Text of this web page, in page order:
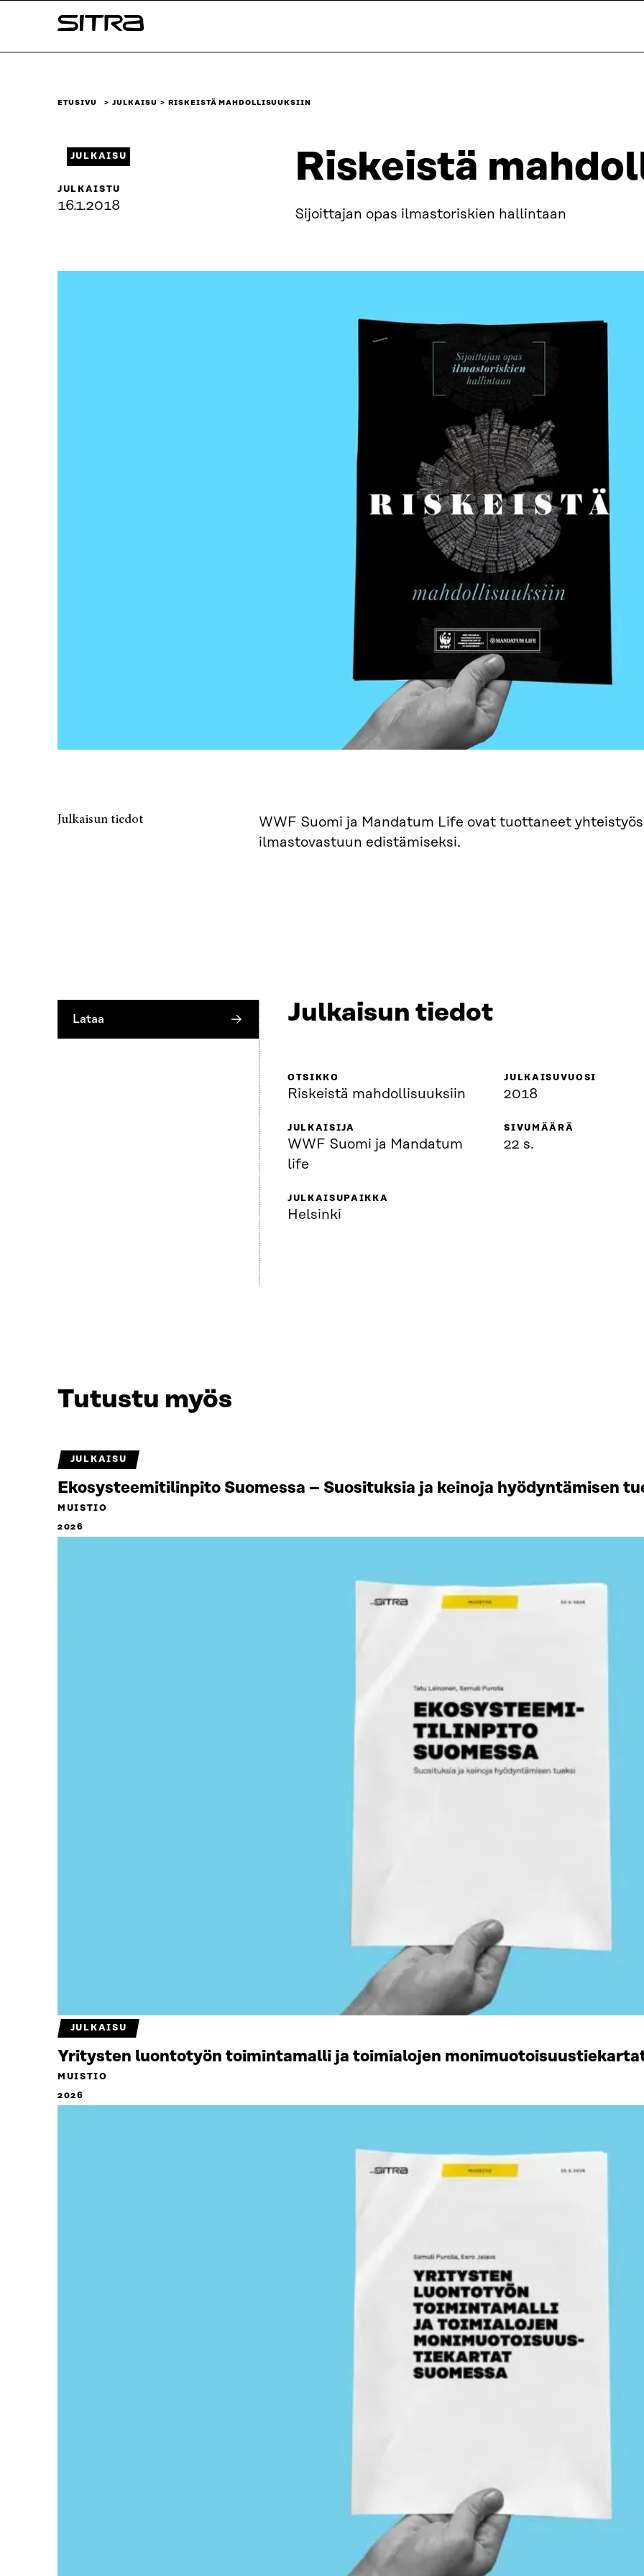
sisältöön
Sitra
ETUSIVU JULKAISU RISKEISTÄ MAHDOLLISUUKSIIN
Riskeistä
Sijoittajan opas ilmastoriskien hallintaan
JULKAISU
JULKAISTU
16.1.2018
Julkaisun tiedot
WWF Suomi ja Mandatum Life ovat tuottaneet
ilmastovastuun edistämiseksi.
Lataa Julkaisun tiedot
OTSIKKO
Riskeistä mahdollisuuksiin
JULKAISIJA
WWF Suomi ja Mandatum
life
JULKAISUPAIKKA
Helsinki
JULKAISUVUOSI
2018
SIVUMÄÄRÄ
22 s.
Tutustu myös
JULKAISU
Ekosysteemitilinpito Suomessa – Suosituksia ja keinoja hyödyntämisen
MUISTIO
2026
JULKAISU
Yritysten luontotyön toimintamalli ja toimialojen
MUISTIO
2026